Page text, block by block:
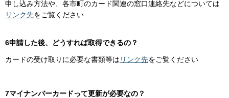
申し込み方法や、各市町のカード関連の窓口連絡先などについては
リンク先をご覧ください
6申請した後、どうすれば取得できるの？
カードの受け取りに必要な書類等は リンク先をご覧ください
7マイナンバーカードって更新が必要なの？